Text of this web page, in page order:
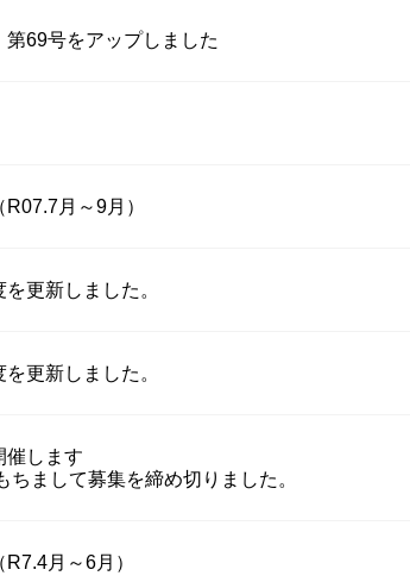
69号をアップしました
月～9月）
更新しました。
更新しました。
催します
まして募集を締め切りました。
月～6月）